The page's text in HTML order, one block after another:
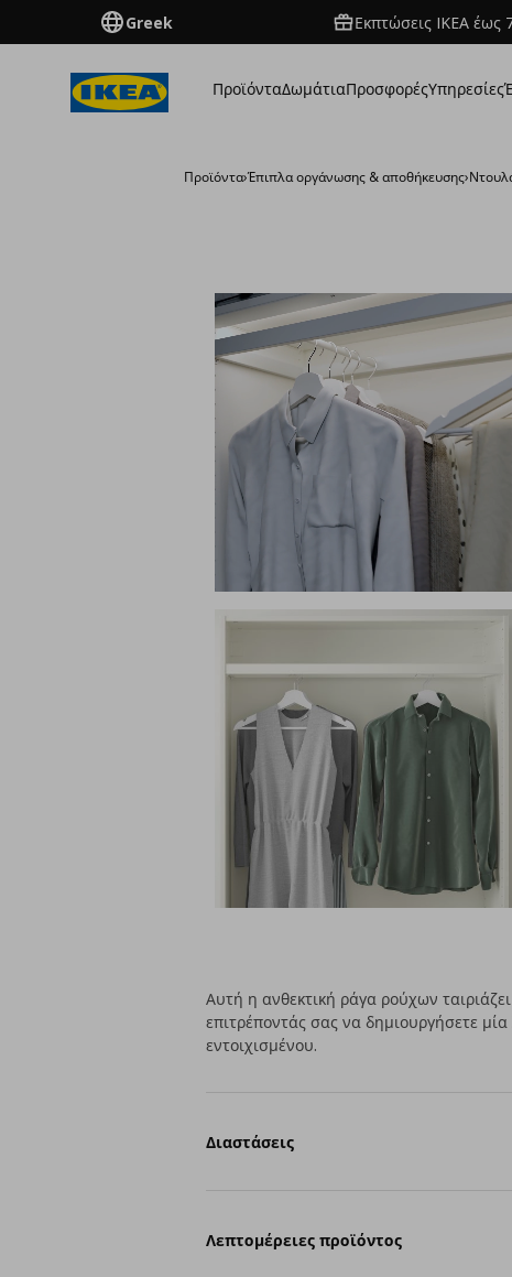
Greek Εκπτώσεις IKEA έως
ΠροϊόνταΔωμάτιαΠροσφορέςΥπηρεσίες
Προϊόντα›Έπιπλα οργάνωσης & αποθήκευσης›
Αυτή η ανθεκτική ράγα ρούχων
επιτρέποντάς σας να δημιουργήσετε
εντοιχισμένου.
Διαστάσεις
Λεπτομέρειες προϊόντος